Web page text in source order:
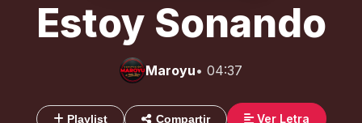
Estoy Sonando
Maroyu• 04:37
Playlist Compartir Ver Letra